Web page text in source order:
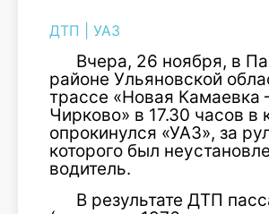
ДТП УАЗ
Вчера, 26 ноября, в
районе Ульяновской
трассе «Новая Камаевка
Чирково» в 17.30 часов в
опрокинулся «УАЗ», за
которого был
водитель.
В результате ДТП